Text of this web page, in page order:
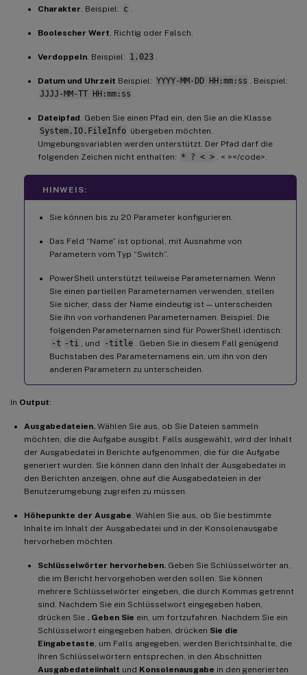
Charakter . Beispiel: c
Boolescher Wert . Richtig oder Falsch.
Verdoppeln . Beispiel: 1.023
Datum und Uhrzeit Beispiel: YYYY-MM-DD HH:mm:ss
. Beispiel:
JJJJ-MM-TT HH:mm:ss
Dateipfad . Geben Sie einen Pfad ein, den Sie an die Klasse
System.IO.FileInfo übergeben möchten.
Umgebungsvariablen werden unterstützt. Der Pfad darf die
folgenden Zeichen nicht enthalten: * ? < > . < ></code>.
HINWEIS:
Sie können bis zu 20 Parameter konfigurieren.
Das Feld “Name” ist optional, mit Ausnahme von
Parametern vom Typ “Switch”.
PowerShell unterstützt teilweise Parameternamen. Wenn
Sie einen partiellen Parameternamen verwenden, stellen
Sie sicher, dass der Name eindeutig ist — unterscheiden
Sie ihn von vorhandenen Parameternamen. Beispiel: Die
folgenden Parameternamen sind für PowerShell identisch:
-t -ti , und -title
. Geben Sie in diesem Fall genügend
Buchstaben des Parameternamens ein, um ihn von den
anderen Parametern zu unterscheiden.
In Output:
Ausgabedateien. Wählen Sie aus, ob Sie Dateien sammeln
möchten, die die Aufgabe ausgibt. Falls ausgewählt, wird der Inhalt
der Ausgabedatei in Berichte aufgenommen, die für die Aufgabe
generiert wurden. Sie können dann den Inhalt der Ausgabedatei in
den Berichten anzeigen, ohne auf die Ausgabedateien in der
Benutzerumgebung zugreifen zu müssen.
Höhepunkte der Ausgabe . Wählen Sie aus, ob Sie bestimmte
Inhalte im Inhalt der Ausgabedatei und in der Konsolenausgabe
hervorheben möchten.
Schlüsselwörter hervorheben. Geben Sie Schlüsselwörter an,
die im Bericht hervorgehoben werden sollen. Sie können
mehrere Schlüsselwörter eingeben, die durch Kommas getrennt
sind. Nachdem Sie ein Schlüsselwort eingegeben haben,
drücken Sie . Geben Sie ein, um fortzufahren. Nachdem Sie ein
Schlüsselwort eingegeben haben, drücken Sie die
Eingabetaste , um Falls angegeben, werden Berichtsinhalte, die
Ihren Schlüsselwörtern entsprechen, in den Abschnitten
Ausgabedateiinhalt und Konsolenausgabe in den generierten